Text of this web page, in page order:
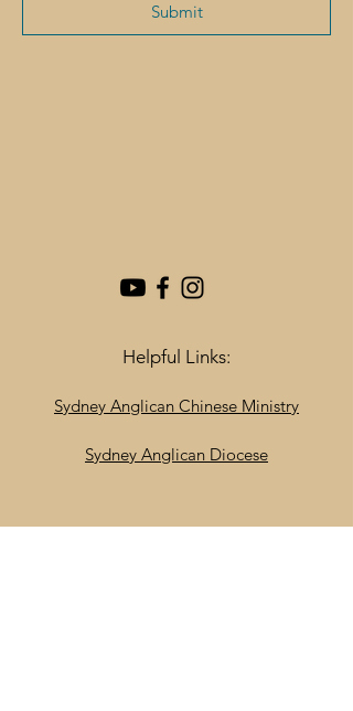
Submit
Helpful Links:
Sydney Anglican Chinese Ministry
Sydney Anglican Diocese